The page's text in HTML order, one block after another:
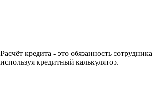
Расчёт кредита - это обязанность
используя кредитный калькулятор.